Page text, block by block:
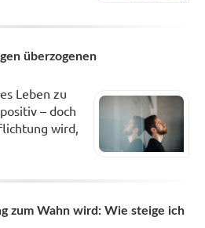
überzogenen
Leben zu
– doch
wird,
zum Wahn wird: Wie steige ich